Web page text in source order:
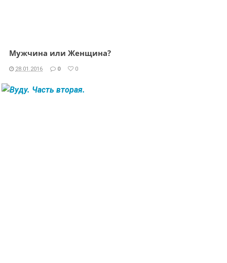
Мужчина или Женщина?
28.01.2016 0 0
ЧИТАТЬ ДАЛЕЕ